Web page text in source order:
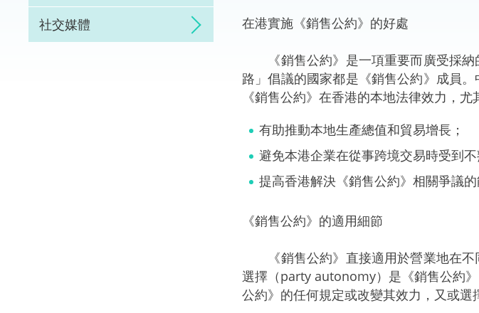
社交媒體 在港實施《銷售公約》的好處
《銷售公約》是一項重要而廣受採納
路」倡議的國家都是《銷售公約》成員
《銷售公約》在香港的本地法律效力，
有助推動本地生產總值和貿易增長；
避免本港企業在從事跨境交易時受到
提高香港解決《銷售公約》相關爭議的
《銷售公約》的適用細節
《銷售公約》直接適用於營業地在不
選擇（party autonomy）是《銷售公約
公約》的任何規定或改變其效力，又或選